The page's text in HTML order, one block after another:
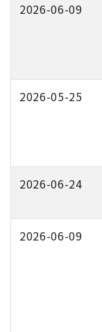
2026-06-09
2026-05-25
2026-06-24
2026-06-09